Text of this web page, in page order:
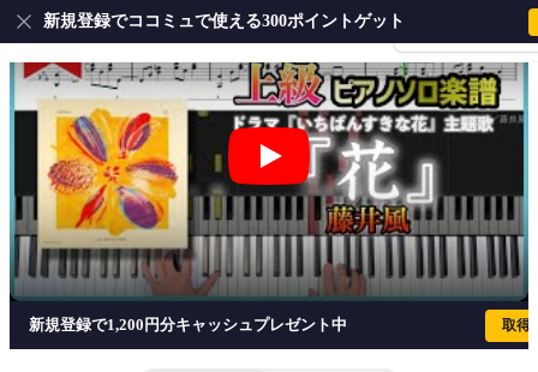
会員登録・ログイ
新規登録でココミュで使える300ポイントゲット
花 - 藤井風
新規登録で1,200円分キャッシュプレゼント中 取得